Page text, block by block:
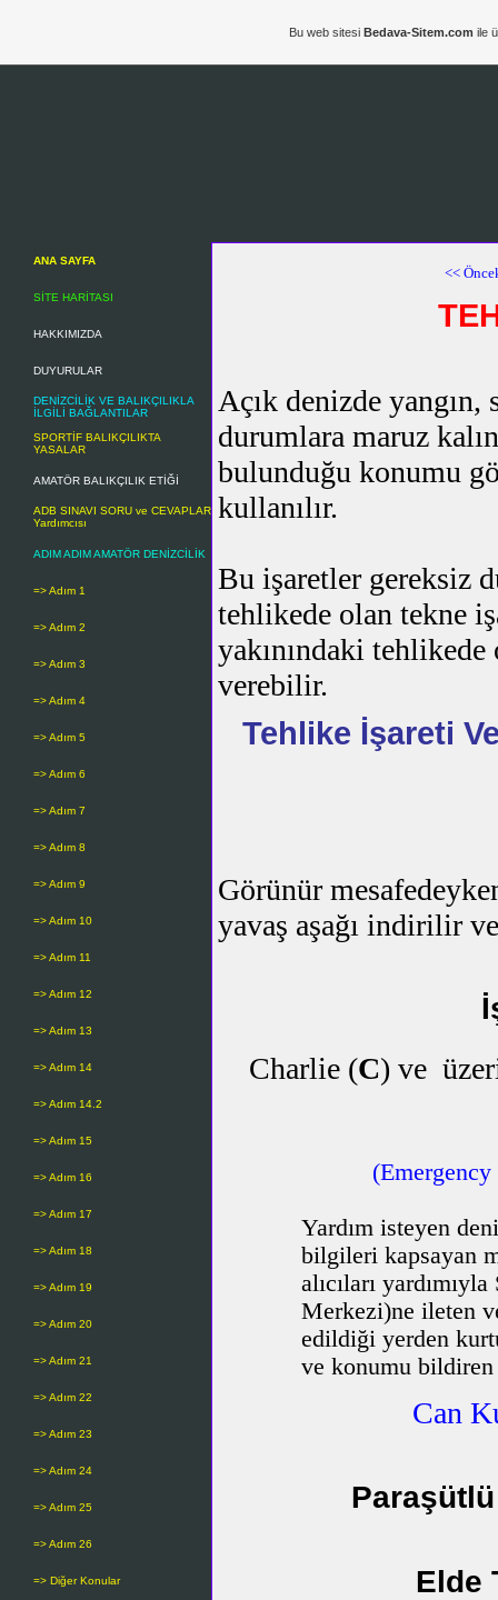
ANA SAYFA
SİTE HARİTASI
HAKKIMIZDA
DUYURULAR
DENİZCİLİK VE BALIKÇILIKLA
İLGİLİ BAĞLANTILAR
SPORTİF BALIKÇILIKTA
YASALAR
AMATÖR BALIKÇILIK ETİĞİ
ADB SINAVI SORU ve CEVAPLAR
Yardımcısı
ADIM ADIM AMATÖR DENİZCİLİK
=> Adım 1
=> Adım 2
=> Adım 3
=> Adım 4
=> Adım 5
=> Adım 6
=> Adım 7
=> Adım 8
=> Adım 9
=> Adım 10
=> Adım 11
=> Adım 12
=> Adım 13
=> Adım 14
=> Adım 14.2
=> Adım 15
=> Adım 16
=> Adım 17
=> Adım 18
=> Adım 19
=> Adım 20
=> Adım 21
=> Adım 22
=> Adım 23
=> Adım 24
=> Adım 25
=> Adım 26
=> Diğer Konular
<<
Açık denizde
durumlara maruz
bulunduğu konumu
kullanılır.
Bu işaretler gereksiz
tehlikede olan tekne
yakınındaki
verebilir.
Tehlike İşareti
Görünür
yavaş aşağı indirilir
Charlie (C) ve
(
Yardım isteyen
bilgileri kapsayan
alıcıları
Merkezi)ne ileten
edildiği yerden
ve konumu
Can
Paraşütlü
Elde
Bu web sitesi Bedava-Sitem.com ile